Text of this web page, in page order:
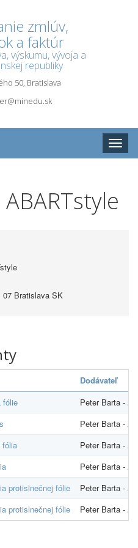
zmlúv,
a faktúr
výskumu, vývoja a
republiky
50, Bratislava
Toggle
07 Bratislava SK
Dodávateľ
fólie
Peter Barta -
Peter Barta -
fólia
Peter Barta -
Peter Barta -
protislnečnej fólie
Peter Barta -
protislnečnej fólie Peter Barta -